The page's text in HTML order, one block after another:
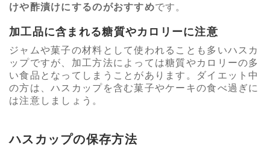
けや酢漬けにするのがおすすめです。
加工品に含まれる糖質やカロリーに注意
ジャムや菓子の材料として使われることも多いハスカ
ップですが、加工方法によっては糖質やカロリーの多
い食品となってしまうことがあります。ダイエット中
の方は、ハスカップを含む菓子やケーキの食べ過ぎに
は注意しましょう。
ハスカップの保存方法